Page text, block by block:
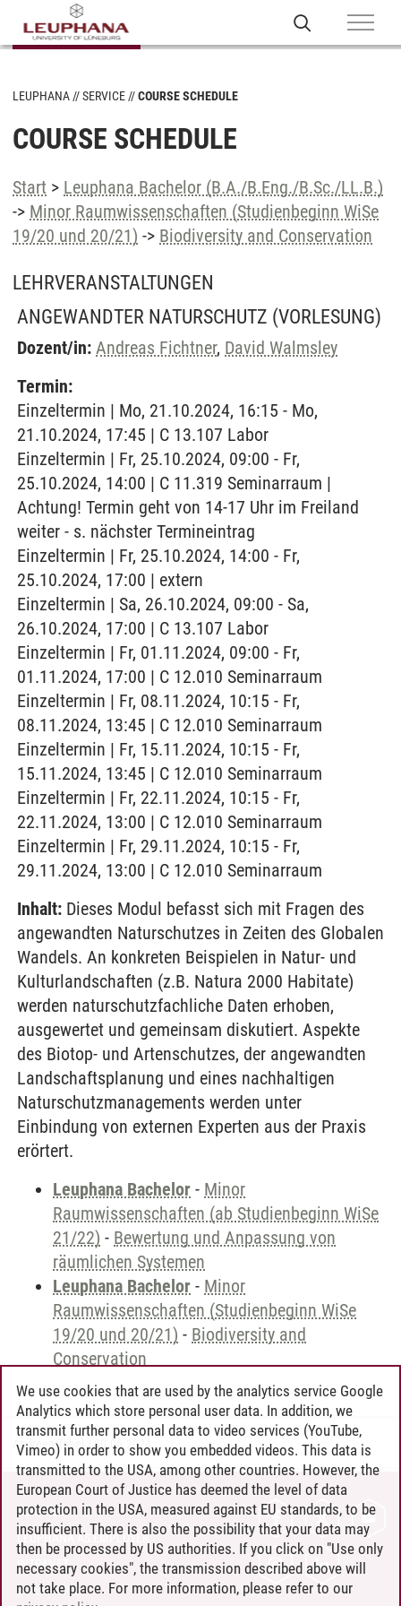
LEUPHANA SERVICE COURSE SCHEDULE
COURSE SCHEDULE
Start > Leuphana Bachelor (B.A./B.Eng./B.Sc./LL.B.)
-> Minor Raumwissenschaften (Studienbeginn WiSe
19/20 und 20/21) -> Biodiversity and Conservation
LEHRVERANSTALTUNGEN
ANGEWANDTER NATURSCHUTZ (VORLESUNG)
Dozent/in: Andreas Fichtner, David Walmsley
Termin:
Einzeltermin | Mo, 21.10.2024, 16:15 - Mo,
21.10.2024, 17:45 | C 13.107 Labor
Einzeltermin | Fr, 25.10.2024, 09:00 - Fr,
25.10.2024, 14:00 | C 11.319 Seminarraum |
Achtung! Termin geht von 14-17 Uhr im Freiland
weiter - s. nächster Termineintrag
Einzeltermin | Fr, 25.10.2024, 14:00 - Fr,
25.10.2024, 17:00 | extern
Einzeltermin | Sa, 26.10.2024, 09:00 - Sa,
26.10.2024, 17:00 | C 13.107 Labor
Einzeltermin | Fr, 01.11.2024, 09:00 - Fr,
01.11.2024, 17:00 | C 12.010 Seminarraum
Einzeltermin | Fr, 08.11.2024, 10:15 - Fr,
08.11.2024, 13:45 | C 12.010 Seminarraum
Einzeltermin | Fr, 15.11.2024, 10:15 - Fr,
15.11.2024, 13:45 | C 12.010 Seminarraum
Einzeltermin | Fr, 22.11.2024, 10:15 - Fr,
22.11.2024, 13:00 | C 12.010 Seminarraum
Einzeltermin | Fr, 29.11.2024, 10:15 - Fr,
29.11.2024, 13:00 | C 12.010 Seminarraum
Inhalt: Dieses Modul befasst sich mit Fragen des
angewandten Naturschutzes in Zeiten des Globalen
Wandels. An konkreten Beispielen in Natur- und
Kulturlandschaften (z.B. Natura 2000 Habitate)
werden naturschutzfachliche Daten erhoben,
ausgewertet und gemeinsam diskutiert. Aspekte
des Biotop- und Artenschutzes, der angewandten
Landschaftsplanung und eines nachhaltigen
Naturschutzmanagements werden unter
Einbindung von externen Experten aus der Praxis
erörtert.
Leuphana Bachelor - Minor
Raumwissenschaften (ab Studienbeginn WiSe
21/22) - Bewertung und Anpassung von
räumlichen Systemen
Leuphana Bachelor - Minor
Raumwissenschaften (Studienbeginn WiSe
19/20 und 20/21) - Biodiversity and
Conservation
Andreea Tribel 30.06.2024
CONTACT
LEUPHANA AS EMPLOYER
INTRANET
SITE NOTICE
We use cookies that are used by the analytics service Google
Analytics which store personal user data. In addition, we
transmit further personal data to video services (YouTube,
Vimeo) in order to show you embedded videos. This data is
transmitted to the USA, among other countries. However, the
European Court of Justice has deemed the level of data
protection in the USA, measured against EU standards, to be
insufficient. There is also the possibility that your data may
then be processed by US authorities. If you click on "Use only
necessary cookies", the transmission described above will
not take place. For more information, please refer to our